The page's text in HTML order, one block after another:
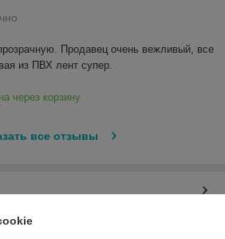
Продавец очень вежливый, все
из ПВХ лент супер.
через корзину
все отзывы